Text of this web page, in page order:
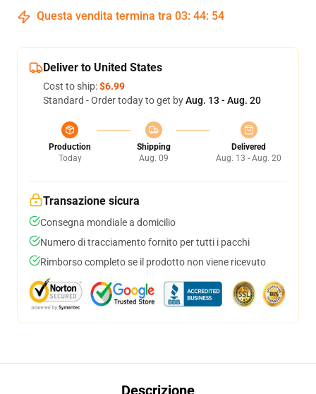
Questa vendita termina tra 03: 44: 54
Deliver to United States
Cost to ship:$6.99
Standard - Order today to get byAug. 13 - Aug. 20
Production
Today
Shipping
Aug. 09
Delivered
Aug. 13 - Aug. 20
Transazione sicura
Consegna mondiale a domicilio
Numero di tracciamento fornito per tutti i pacchi
Rimborso completo se il prodotto non viene ricevuto